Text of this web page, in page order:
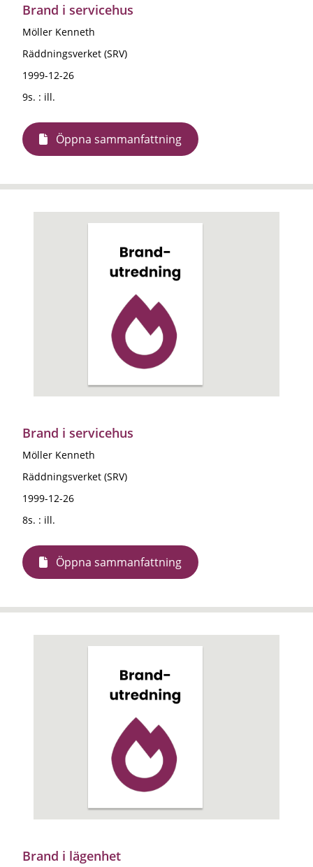
Brand i servicehus
Möller Kenneth
Räddningsverket (SRV)
1999-12-26
9s. : ill.
Öppna sammanfattning
Brand i servicehus
Möller Kenneth
Räddningsverket (SRV)
1999-12-26
8s. : ill.
Öppna sammanfattning
Brand i lägenhet